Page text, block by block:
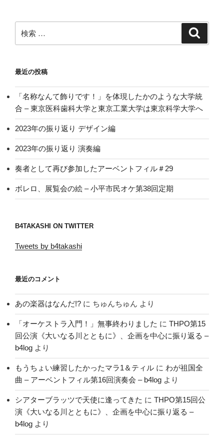
索:
最近の投稿
「名称なんて飾りです！」を体現したかのような大学統
合 – 東京医科歯科大学と東京工業大学は東京科学大学へ
2023年の振り返り デザイン編
2023年の振り返り 演奏編
奏者として再び参加したアーベントフィル＃29
ボレロ、展覧会の絵 – 小平市民オケ第38回定期
B4TAKASHI ON TWITTER
Tweets by b4takashi
最近のコメント
あの楽器はなんだ!? に ちゅんちゅん より
「オーケストラ入門！」無事終わりました に THPO第15
回公演《大いなる川とともに》、企画を中心に振り返る –
b4log より
もうちょい練習したかったマラ1＆ティル に わが祖国全
曲 – アーベントフィル第16回演奏会 – b4log より
シアターブラッツで天使に逢ってきた に THPO第15回公
演《大いなる川とともに》、企画を中心に振り返る –
b4log より